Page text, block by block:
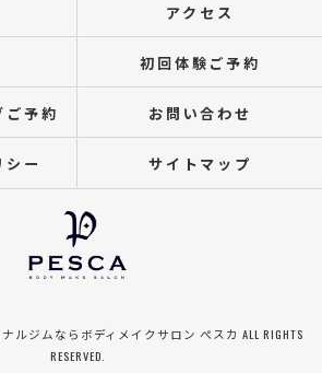
アクセス
初回体験ご予約
予約 お問い合わせ
ー サイトマップ
ルジムならボディメイクサロン ぺスカ ALL RIGHTS
RESERVED.